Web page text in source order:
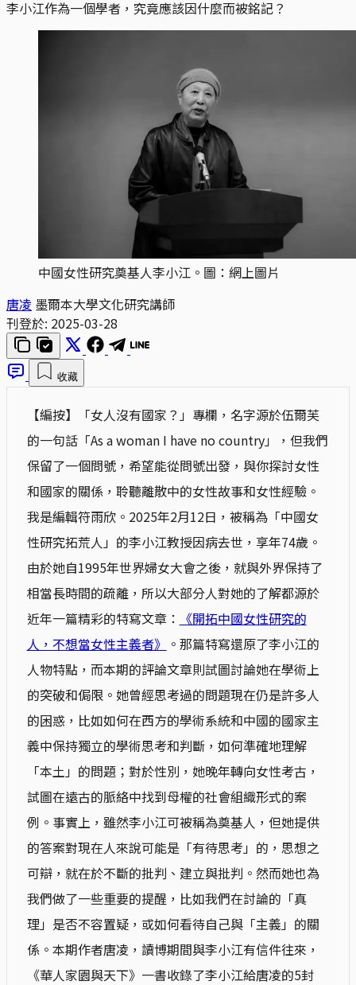
李小江作為一個學者，究竟應該因什麼而被銘記？
中國女性研究奠基人李小江。圖：網上圖片
唐凌 墨爾本大學文化研究講師
刊登於: 2025-03-28
收藏
【編按】「女人沒有國家？」專欄，名字源於伍爾芙
的一句話「As a woman I have no country」，但我們
保留了一個問號，希望能從問號出發，與你探討女性
和國家的關係，聆聽離散中的女性故事和女性經驗。
我是編輯符雨欣。2025年2月12日，被稱為「中國女
性研究拓荒人」的李小江教授因病去世，享年74歲。
由於她自1995年世界婦女大會之後，就與外界保持了
相當長時間的疏離，所以大部分人對她的了解都源於
近年一篇精彩的特寫文章： 《開拓中國女性研究的
人，不想當女性主義者》 。那篇特寫還原了李小江的
人物特點，而本期的評論文章則試圖討論她在學術上
的突破和侷限。她曾經思考過的問題現在仍是許多人
的困惑，比如如何在西方的學術系統和中國的國家主
義中保持獨立的學術思考和判斷，如何準確地理解
「本土」的問題；對於性別，她晚年轉向女性考古，
試圖在遠古的脈絡中找到母權的社會組織形式的案
例。事實上，雖然李小江可被稱為奠基人，但她提供
的答案對現在人來說可能是「有待思考」的，思想之
可辯，就在於不斷的批判、建立與批判。然而她也為
我們做了一些重要的提醒，比如我們在討論的「真
理」是否不容置疑，或如何看待自己與「主義」的關
係。本期作者唐凌，讀博期間與李小江有信件往來，
《華人家園與天下》一書收錄了李小江給唐凌的5封